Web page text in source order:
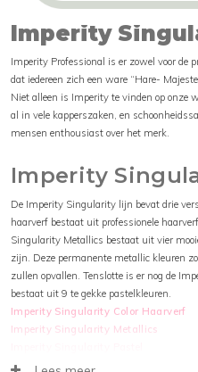
Imperity
Imperity Professional is er zowel voor de
dat iedereen zich een ware “Hare-
Niet alleen is Imperity te vinden op onze
al in vele kapperszaken, en
mensen enthousiast over het merk.
Imperity
De Imperity Singularity lijn bevat drie
haarverf bestaat uit professionele
Singularity Metallics bestaat uit vier
zijn. Deze permanente metallic kleuren
zullen opvallen. Tenslotte is er nog de
bestaat uit 9 te gekke pastelkleuren.
Imperity Singularity Color Haarverf
Imperity Singularity Metallics
Imperity Singularity Oxivator